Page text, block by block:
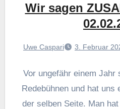
Wir sagen
Uwe Caspari 3. Februar
Vor ungefähr einem Jahr
Redebühnen und hat uns
der selben Seite. Man